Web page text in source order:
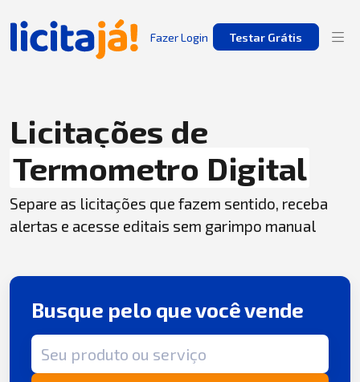
Fazer Login Testar Grátis
Licitações de
Termometro Digital
Separe as licitações que fazem sentido, receba
alertas e acesse editais sem garimpo manual
Busque pelo que você vende
Termo de busca